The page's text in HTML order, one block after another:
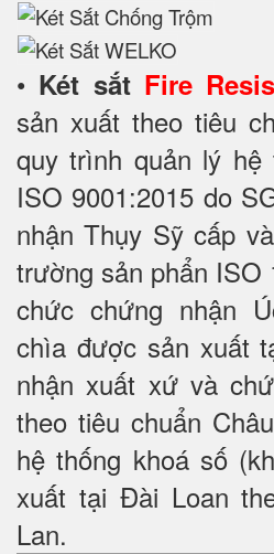
• Két sắt Fire
sản xuất theo tiêu
quy trình quản lý hệ
ISO 9001:2015 do
nhận Thụy Sỹ cấp
trường sản phẩn ISO
chức chứng nhận
chìa được sản xuất
nhận xuất xứ và
theo tiêu chuẩn
hệ thống khoá số
xuất tại Đài Loan
Lan.